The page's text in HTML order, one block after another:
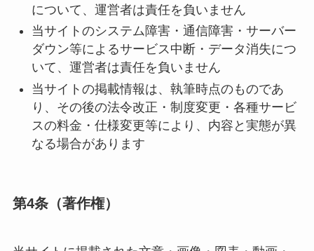
について、運営者は責任を負いません
当サイトのシステム障害・通信障害・サーバー
ダウン等によるサービス中断・データ消失につ
いて、運営者は責任を負いません
当サイトの掲載情報は、執筆時点のものであ
り、その後の法令改正・制度変更・各種サービ
スの料金・仕様変更等により、内容と実態が異
なる場合があります
第4条（著作権）